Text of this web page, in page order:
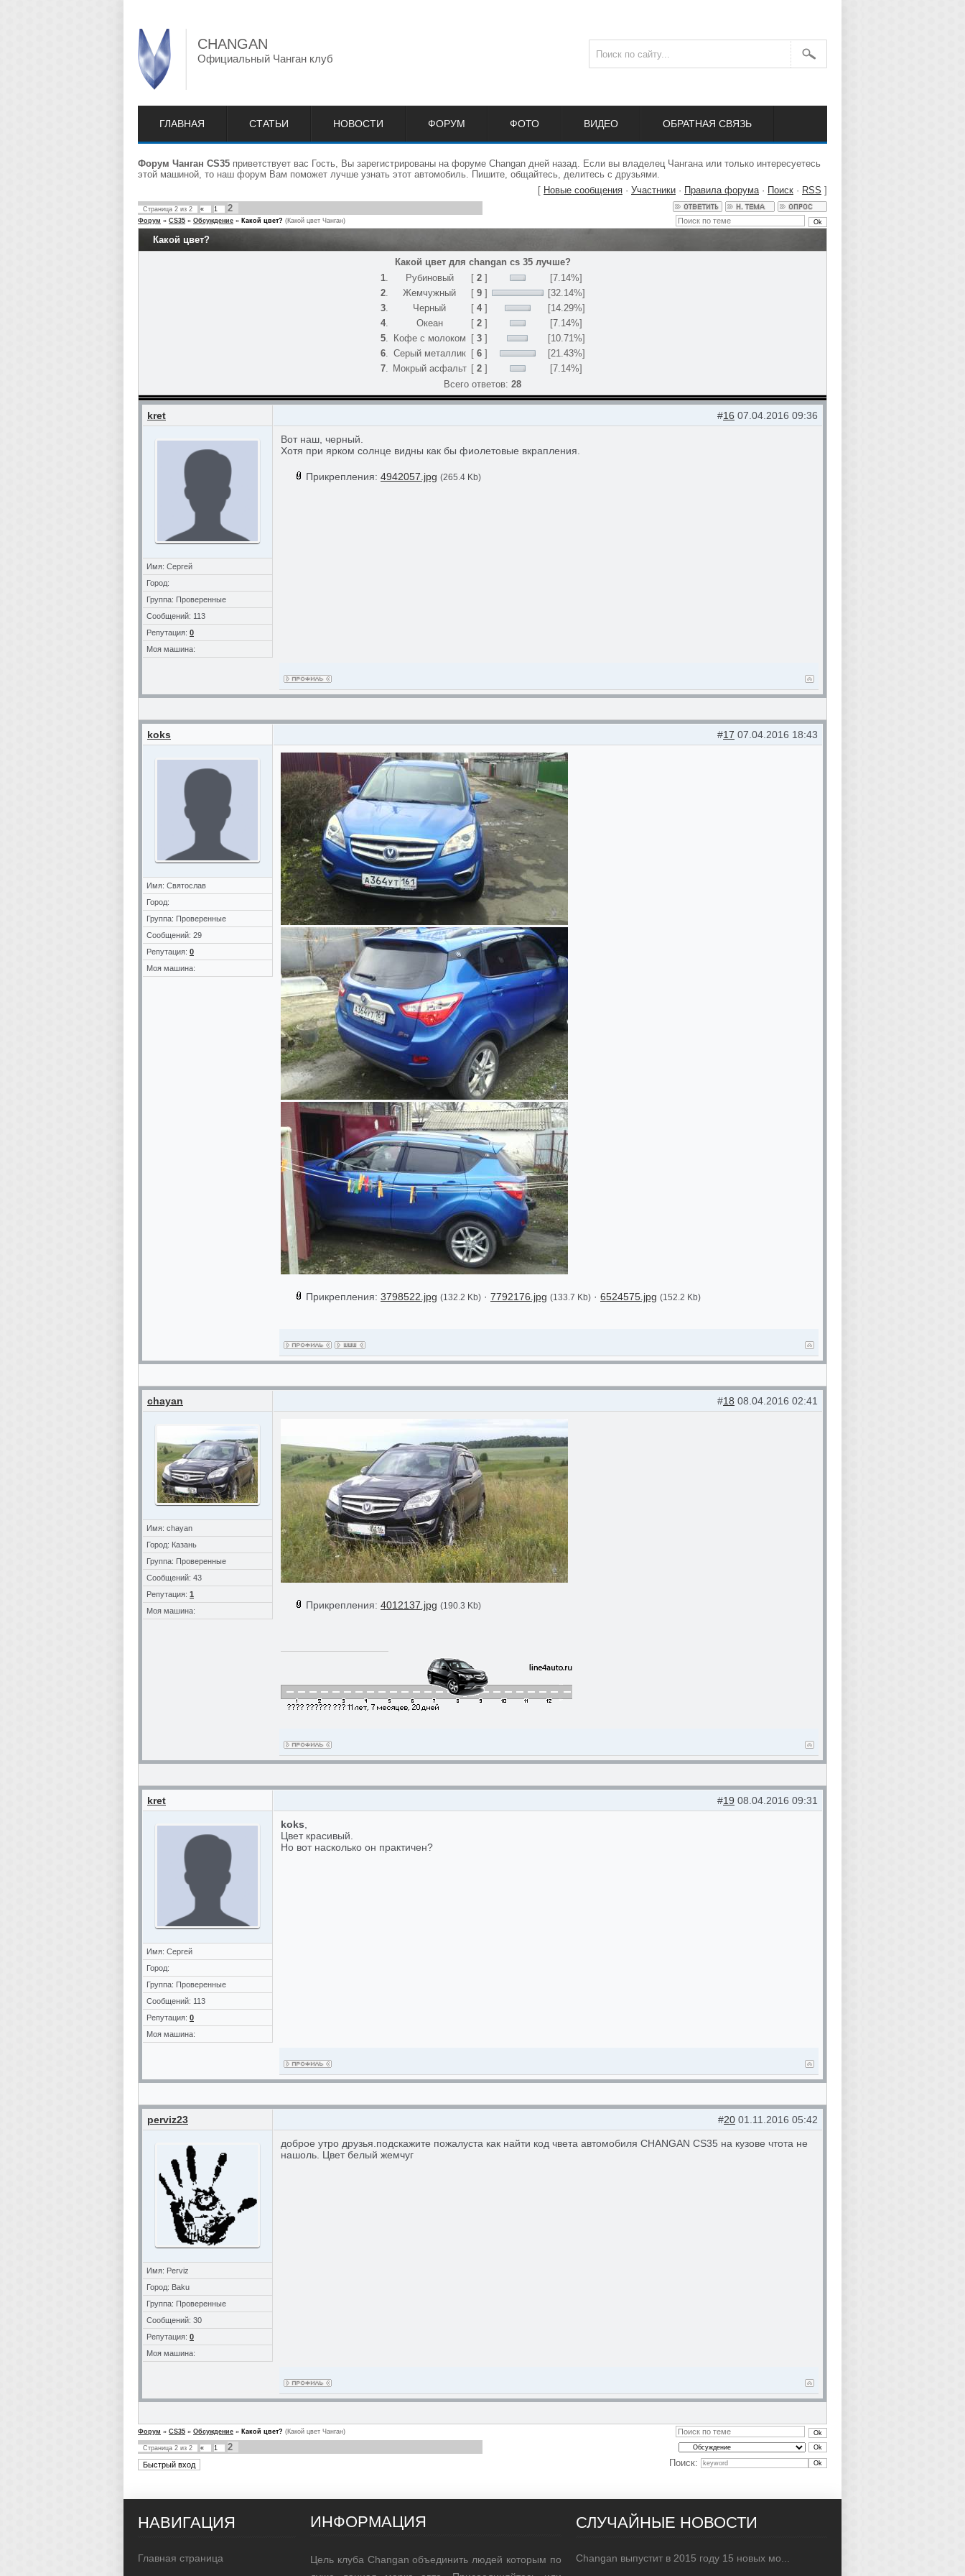
CHANGAN
Официальный Чанган клуб
ГЛАВНАЯ СТАТЬИ НОВОСТИ ФОРУМ ФОТО ВИДЕО ОБРАТНАЯ СВЯЗЬ
Форум Чанган CS35 приветствует вас Гость, Вы зарегистрированы на форуме Changan дней назад. Если вы владелец Чангана или только интересуетесь
этой машиной, то наш форум Вам поможет лучше узнать этот автомобиль. Пишите, общайтесь, делитесь с друзьями.
[ Новые сообщения · Участники · Правила форума· Поиск · RSS ]
Страница 2 из 2 « 1 2
Форум » CS35 » Обсуждение » Какой цвет? (Какой цвет Чанган)
Какой цвет?
Какой цвет для changan cs 35 лучше?
1. Рубиновый [ 2]
[7.14%]
2. Жемчужный [ 9]
[32.14%]
3. Черный [ 4]
[14.29%]
4. Океан [ 2]
[7.14%]
5. Кофе с молоком [ 3]
[10.71%]
6. Серый металлик [ 6]
[21.43%]
7. Мокрый асфальт [ 2]
[7.14%]
Всего ответов: 28
kret
Имя: Сергей
Город:
Группа: Проверенные
Сообщений: 113
Репутация: 0
Моя машина:
#16 07.04.2016 09:36
Вот наш, черный.
Хотя при ярком солнце видны как бы фиолетовые вкрапления.
Прикрепления: 4942057.jpg (265.4 Kb)
koks
Имя: Святослав
Город:
Группа: Проверенные
Сообщений: 29
Репутация: 0
Моя машина:
#17 07.04.2016 18:43
Прикрепления: 3798522.jpg (132.2 Kb) · 7792176.jpg (133.7 Kb) · 6524575.jpg (152.2 Kb)
chayan
Имя: chayan
Город: Казань
Группа: Проверенные
Сообщений: 43
Репутация: 1
Моя машина:
#18 08.04.2016 02:41
Прикрепления: 4012137.jpg (190.3 Kb)
kret
Имя: Сергей
Город:
Группа: Проверенные
Сообщений: 113
Репутация: 0
Моя машина:
#19 08.04.2016 09:31
koks
Цвет красивый.
Но вот насколько он практичен?
perviz23
Имя: Perviz
Город: Baku
Группа: Проверенные
Сообщений: 30
Репутация: 0
Моя машина:
#20 01.11.2016 05:42
доброе утро друзья.подскажите пожалуста как найти код чвета автомобиля CHANGAN CS35 на кузове чтота не
нашоль. Цвет белый жемчуг
Форум » CS35 » Обсуждение » Какой цвет? (Какой цвет Чанган)
Страница 2 из 2 « 1
2
Поиск:
НАВИГАЦИЯ
Главная страница
ИНФОРМАЦИЯ
Цель клуба Changan объединить людей которым по
СЛУЧАЙНЫЕ НОВОСТИ
Changan выпустит в 2015 году 15 новых мо...